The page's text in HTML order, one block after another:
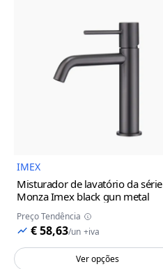
IMEX
Misturador de lavatório da série
Monza Imex black gun metal
Preço Tendência
€ 58,63/un +iva
Ver opções